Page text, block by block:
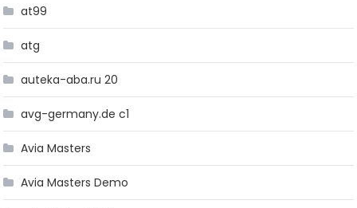
at99
atg
auteka-aba.ru 20
avg-germany.de c1
Avia Masters
Avia Masters Demo